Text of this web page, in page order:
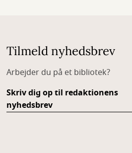
Tilmeld nyhedsbrev
Arbejder du på et bibliotek?
Skriv dig op til redaktionens
nyhedsbrev